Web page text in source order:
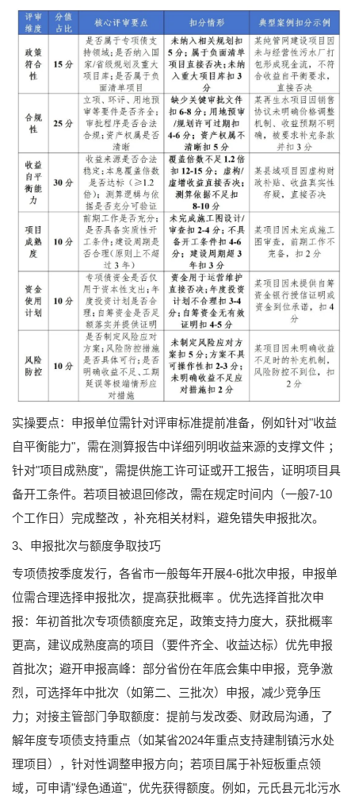
实操要点：申报单位需针对评审标准提前准备，例如针对"收益
自平衡能力"，需在测算报告中详细列明收益来源的支撑文件 ；
针对"项目成熟度"，需提供施工许可证或开工报告，证明项目具
备开工条件。若项目被退回修改，需在规定时间内（一般7-10
个工作日）完成整改 ，补充相关材料，避免错失申报批次。
3、申报批次与额度争取技巧
专项债按季度发行，各省市一般每年开展4-6批次申报，申报单
位需合理选择申报批次，提高获批概率 。优先选择首批次申
报：年初首批次专项债额度充足，政策支持力度大，获批概率
更高，建议成熟度高的项目（要件齐全、收益达标）优先申报
首批次；避开申报高峰：部分省份在年底会集中申报，竞争激
烈，可选择年中批次（如第二、三批次）申报，减少竞争压
力；对接主管部门争取额度：提前与发改委、财政局沟通，了
解年度专项债支持重点（如某省2024年重点支持建制镇污水处
理项目），针对性调整申报方向；若项目属于补短板重点领
域，可申请"绿色通道"，优先获得额度。例如，元氏县元北污水